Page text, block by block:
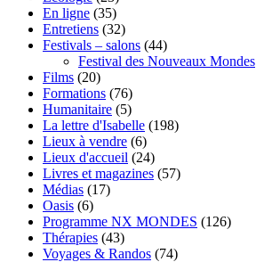
En ligne (35)
Entretiens (32)
Festivals – salons (44)
Festival des Nouveaux Mondes
Films (20)
Formations (76)
Humanitaire (5)
La lettre d'Isabelle (198)
Lieux à vendre (6)
Lieux d'accueil (24)
Livres et magazines (57)
Médias (17)
Oasis (6)
Programme NX MONDES (126)
Thérapies (43)
Voyages & Randos (74)